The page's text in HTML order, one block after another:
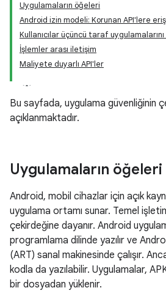
Uygulamaların öğeleri
Android izin modeli: Korunan API'lere
Kullanıcılar üçüncü taraf uygulamalarını
İşlemler arası iletişim
Maliyete duyarlı API'ler
Bu sayfada, uygulama güvenliğinin
açıklanmaktadır.
Uygulamaların öğeleri
Android, mobil cihazlar için açık
uygulama ortamı sunar. Temel
çekirdeğine dayanır. Android
programlama dilinde yazılır ve
(ART) sanal makinesinde çalışır.
kodla da yazılabilir. Uygulamalar,
bir dosyadan yüklenir.